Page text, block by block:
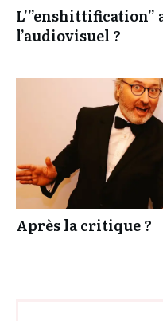
l’audiovisuel ?
Après la critique ?